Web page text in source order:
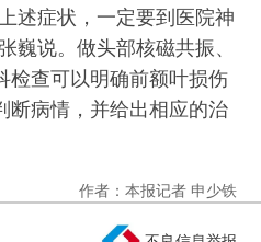
症状，一定要到医院神
巍说。做头部核磁共振、
检查可以明确前额叶损伤
断病情，并给出相应的治
作者：本报记者 申少铁